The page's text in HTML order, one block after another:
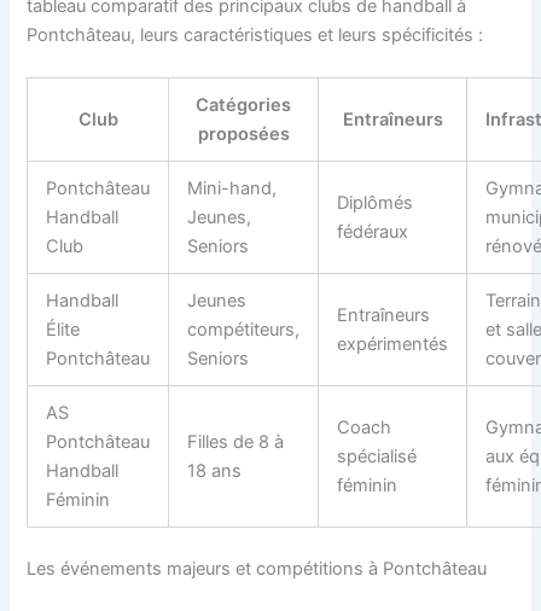
tableau comparatif des principaux clubs de handball à
Pontchâteau, leurs caractéristiques et leurs spécificités :
Club
Catégories
proposées
Entraîneurs
Pontchâteau
Handball
Club
Mini-hand,
Jeunes,
Seniors
Diplômés
fédéraux
Handball
Élite
Pontchâteau
Jeunes
compétiteurs,
Seniors
Entraîneurs
expérimentés
et
AS
Pontchâteau
Handball
Féminin
Filles de 8 à
18 ans
Coach
spécialisé
féminin
aux
Les événements majeurs et compétitions à Pontchâteau